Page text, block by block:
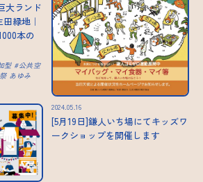
大ランド
緑地｜
本の
型
公共空
あゆみ
2024.05.16
[5月19日]鎌人いち場にてキッズワ
ークショップを開催します